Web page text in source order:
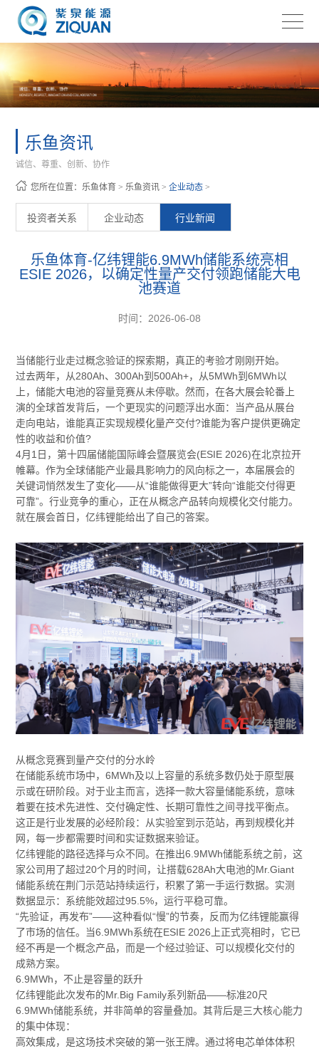
乐鱼资讯
诚信、尊重、创新、协作
您所在位置：乐鱼体育 >乐鱼资讯 >企业动态 >
投资者关系 企业动态 行业新闻
乐鱼体育-亿纬锂能6.9MWh储能系统亮相
ESIE 2026，以确定性量产交付领跑储能大电
池赛道
时间：2026-06-08
当储能行业走过概念验证的探索期，真正的考验才刚刚开始。
过去两年，从280Ah、300Ah到500Ah+，从5MWh到6MWh以
上，储能大电池的容量竞赛从未停歇。然而，在各大展会轮番上
演的全球首发背后，一个更现实的问题浮出水面：当产品从展台
走向电站，谁能真正实现规模化量产交付?谁能为客户提供更确定
性的收益和价值?
4月1日，第十四届储能国际峰会暨展览会(ESIE 2026)在北京拉开
帷幕。作为全球储能产业最具影响力的风向标之一，本届展会的
关键词悄然发生了变化——从“谁能做得更大”转向“谁能交付得更
可靠”。行业竞争的重心，正在从概念产品转向规模化交付能力。
就在展会首日，亿纬锂能给出了自己的答案。
从概念竞赛到量产交付的分水岭
在储能系统市场中，6MWh及以上容量的系统多数仍处于原型展
示或在研阶段。对于业主而言，选择一款大容量储能系统，意味
着要在技术先进性、交付确定性、长期可靠性之间寻找平衡点。
这正是行业发展的必经阶段：从实验室到示范站，再到规模化并
网，每一步都需要时间和实证数据来验证。
亿纬锂能的路径选择与众不同。在推出6.9MWh储能系统之前，这
家公司用了超过20个月的时间，让搭载628Ah大电池的Mr.Giant
储能系统在荆门示范站持续运行，积累了第一手运行数据。实测
数据显示：系统能效超过95.5%，运行平稳可靠。
“先验证，再发布”——这种看似“慢”的节奏，反而为亿纬锂能赢得
了市场的信任。当6.9MWh系统在ESIE 2026上正式亮相时，它已
经不再是一个概念产品，而是一个经过验证、可以规模化交付的
成熟方案。
6.9MWh，不止是容量的跃升
亿纬锂能此次发布的Mr.Big Family系列新品——标准20尺
6.9MWh储能系统，并非简单的容量叠加。其背后是三大核心能力
的集中体现：
高效集成，是这场技术突破的第一张王牌。通过将电芯单体体积